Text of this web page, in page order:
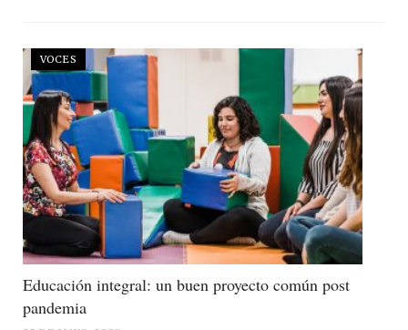
VOCES
Educación integral: un buen proyecto común post
pandemia